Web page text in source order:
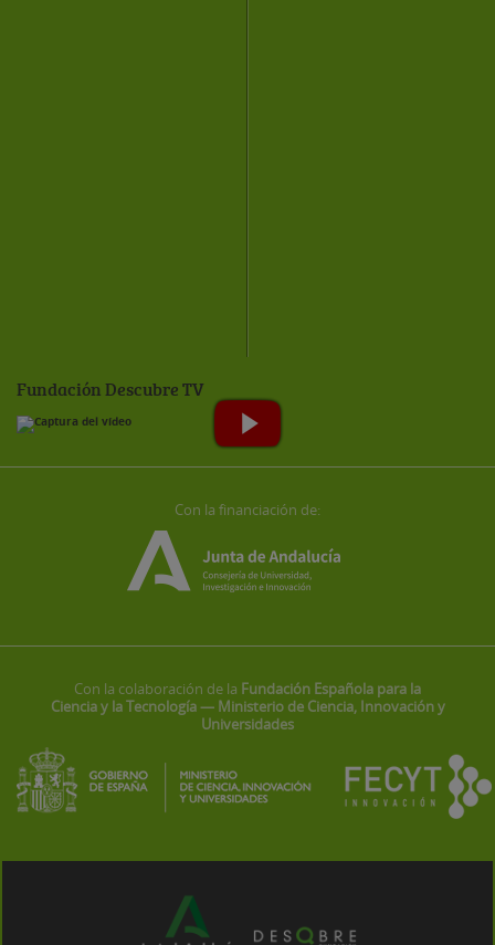
Fundación Descubre TV
Con la financiación de:
Con la colaboración de la Fundación Española para la
Ciencia y la Tecnología — Ministerio de Ciencia, Innovación y
Universidades